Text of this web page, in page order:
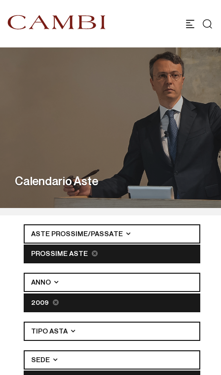
Calendario Aste
ASTE PROSSIME/PASSATE
PROSSIME ASTE
ANNO
2009
TIPO ASTA
SEDE